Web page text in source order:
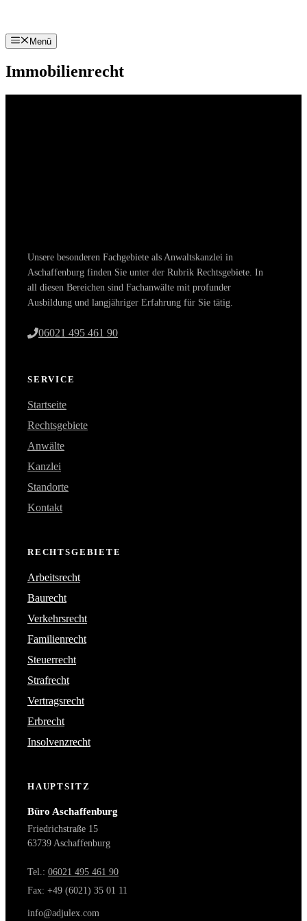
springen
Menü
Immobilienrecht
Unsere besonderen Fachgebiete als Anwaltskanzlei in
Aschaffenburg finden Sie unter der Rubrik Rechtsgebiete. In
all diesen Bereichen sind Fachanwälte mit profunder
Ausbildung und langjähriger Erfahrung für Sie tätig.
06021 495 461 90
SERVICE
Startseite
Rechtsgebiete
Anwälte
Kanzlei
Standorte
Kontakt
RECHTSGEBIETE
Arbeitsrecht
Baurecht
Verkehrsrecht
Familienrecht
Steuerrecht
Strafrecht
Vertragsrecht
Erbrecht
Insolvenzrecht
HAUPTSITZ
Büro Aschaffenburg
Friedrichstraße 15
63739 Aschaffenburg
Tel.: 06021 495 461 90
Fax: +49 (6021) 35 01 11
info@adjulex.com